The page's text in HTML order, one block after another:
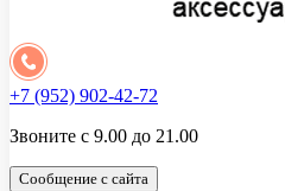
+7 (952) 902-42-72
Звоните с 9.00 до 21.00
Сообщение с сайта